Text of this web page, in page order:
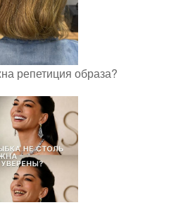
репетиция образа?